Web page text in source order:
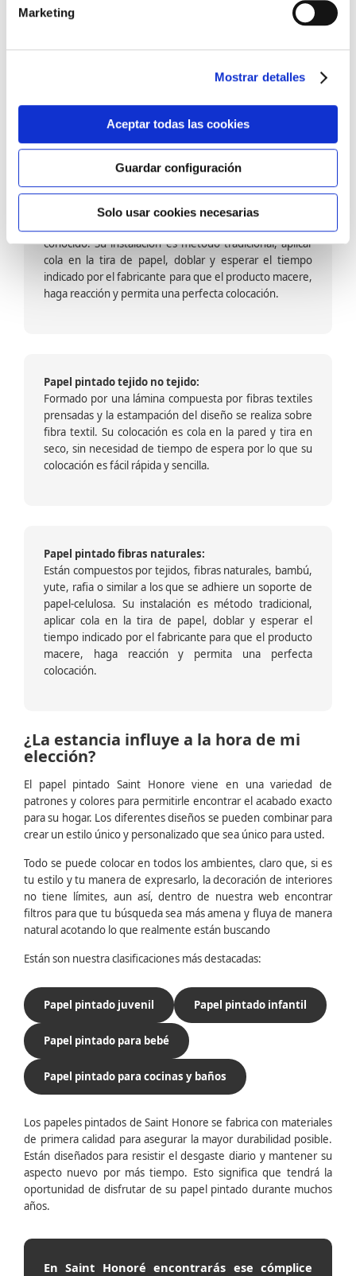
Marketing
Mostrar detalles
Aceptar todas las cookies
Guardar configuración
Solo usar cookies necesarias
barniz multiadherente en base agua. En zonas de
fuegos, se recomienda proteger con placas, silestone,
dado que el frotar en exceso dañaría el papel. Su
colocación es cola en la pared y tira en seco, sin
colocación es fácil rápida y sencilla.
Papel pintado calidad papel:
Formado por una capa de papel sobre un soporte de
conocido. Su instalación es método tradicional, aplicar
cola en la tira de papel, doblar y esperar el tiempo
indicado por el fabricante para que el producto macere,
haga reacción y permita una perfecta colocación.
Papel pintado tejido no tejido:
Formado por una lámina compuesta por fibras textiles
prensadas y la estampación del diseño se realiza sobre
fibra textil. Su colocación es cola en la pared y tira en
seco, sin necesidad de tiempo de espera por lo que su
colocación es fácil rápida y sencilla.
Papel pintado fibras naturales:
Están compuestos por tejidos, fibras naturales, bambú,
yute, rafia o similar a los que se adhiere un soporte de
papel-celulosa. Su instalación es método tradicional,
aplicar cola en la tira de papel, doblar y esperar el
tiempo indicado por el fabricante para que el producto
macere, haga reacción y permita una perfecta
colocación.
¿La estancia influye a la hora de mi
elección?
El papel pintado Saint Honore viene en una variedad de
patrones y colores para permitirle encontrar el acabado exacto
para su hogar. Los diferentes diseños se pueden combinar para
crear un estilo único y personalizado que sea único para usted.
Todo se puede colocar en todos los ambientes, claro que, si es
tu estilo y tu manera de expresarlo, la decoración de interiores
no tiene límites, aun así, dentro de nuestra web encontrar
filtros para que tu búsqueda sea más amena y fluya de manera
natural acotando lo que realmente están buscando
Están son nuestra clasificaciones más destacadas:
Papel pintado juvenil Papel pintado infantil
Papel pintado para bebé
Papel pintado para cocinas y baños
Los papeles pintados de Saint Honore se fabrica con materiales
de primera calidad para asegurar la mayor durabilidad posible.
Están diseñados para resistir el desgaste diario y mantener su
aspecto nuevo por más tiempo. Esto significa que tendrá la
oportunidad de disfrutar de su papel pintado durante muchos
años.
En Saint Honoré encontrarás ese cómplice